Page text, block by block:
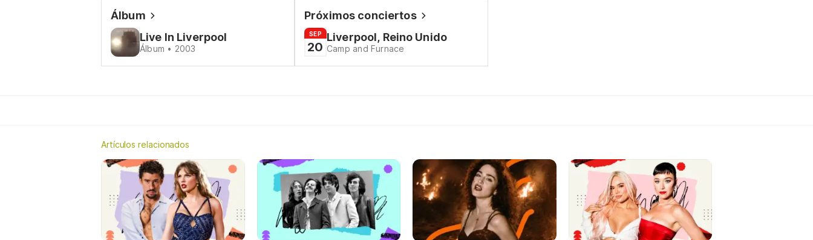
Álbum
Live In Liverpool
Álbum • 2003
Próximos conciertos
SEP
20
Liverpool, Reino Unido
Camp and Furnace
Artículos relacionados